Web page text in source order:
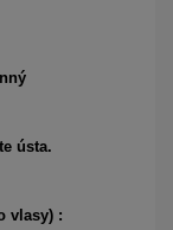
ústa.
vlasy) :